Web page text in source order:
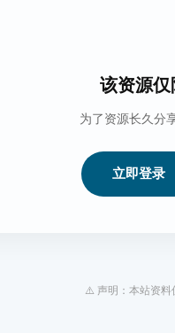
该资源
为了资源长久分
立即登录
⚠️ 声明：本站资料